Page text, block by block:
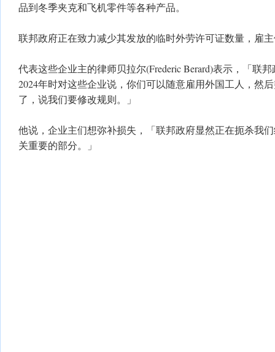
品到冬季夹克和飞机零件等各种产品。
联邦政府正在致力减少其发放的临时外劳许可证数量，雇
代表这些企业主的律师贝拉尔(Frederic Berard)表示，「联
2024年时对这些企业说，你们可以随意雇用外国工人，然
了，说我们要修改规则。」
他说，企业主们想弥补损失，「联邦政府显然正在扼杀我
关重要的部分。」